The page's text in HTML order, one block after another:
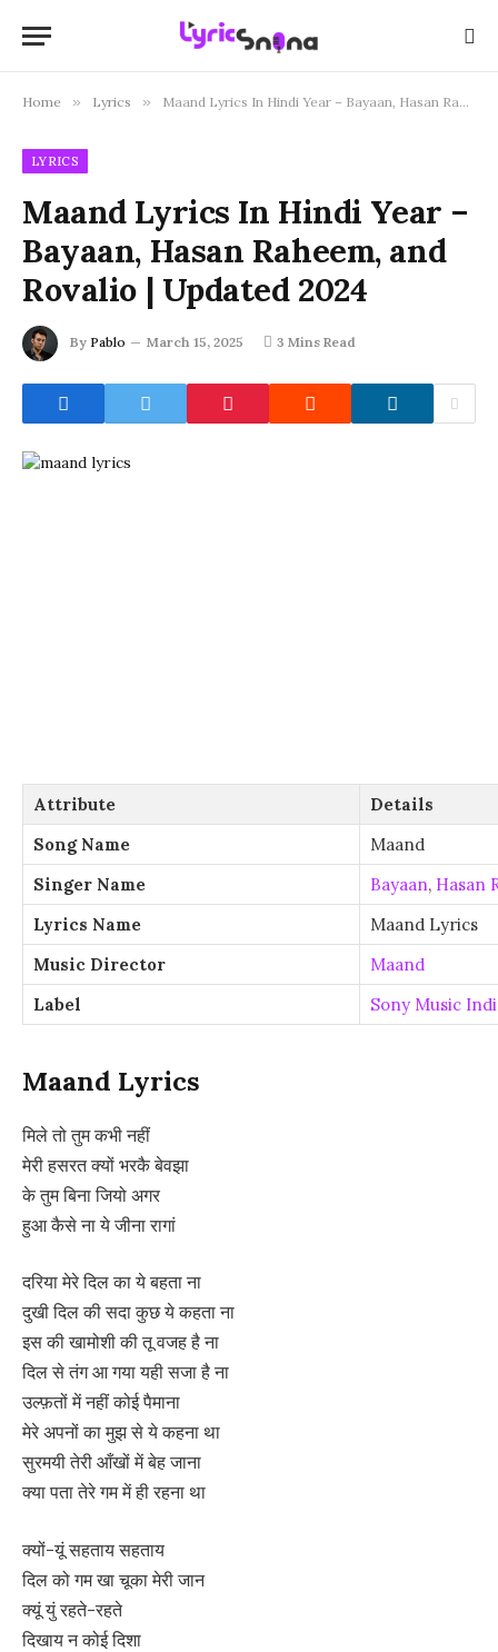
Home » Lyrics » Maand Lyrics In Hindi Year – Bayaan, Hasan Raheem, and Rovalio | Updated 2024
LYRICS
Maand Lyrics In Hindi Year –
Bayaan, Hasan Raheem, and
Rovalio | Updated 2024
By Pablo March 15, 2025 3 Mins Read
Attribute
Details
Song Name
Maand
Singer Name
Bayaan, Hasan
Lyrics Name
Maand Lyrics
Music Director
Maand
Label
Sony Music
Maand Lyrics
मिले तो तुम कभी नहीं
मेरी हसरत क्यों भरकै बेवझा
के तुम बिना जियो अगर
हुआ कैसे ना ये जीना रागां
दरिया मेरे दिल का ये बहता ना
दुखी दिल की सदा कुछ ये कहता ना
इस की खामोशी की तू वजह है ना
दिल से तंग आ गया यही सजा है ना
उल्फ़तों में नहीं कोई पैमाना
मेरे अपनों का मुझ से ये कहना था
सुरमयी तेरी आँखों में बेह जाना
क्या पता तेरे गम में ही रहना था
क्यों-यूं सहताय सहताय
दिल को गम खा चूका मेरी जान
क्यूं युं रहते-रहते
दिखाय न कोई दिशा